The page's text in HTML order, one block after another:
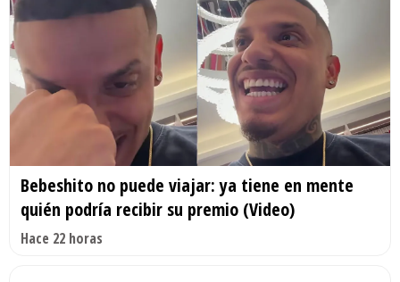
Bebeshito no puede viajar: ya tiene en mente
quién podría recibir su premio (Video)
Hace 22 horas